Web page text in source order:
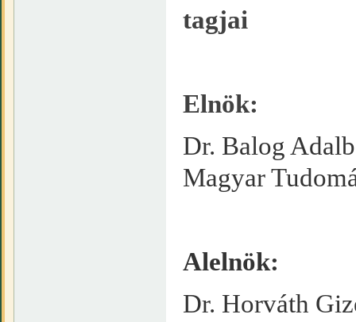
tagjai
Elnök:
Dr. Balog
Magyar
Alelnök:
Dr. Horváth